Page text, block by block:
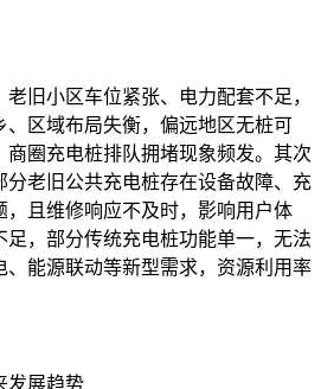
旧小区车位紧张、电力配套不足，
、区域布局失衡，偏远地区无桩可
商圈充电桩排队拥堵现象频发。其次
分老旧公共充电桩存在设备故障、充
，且维修响应不及时，影响用户体
，部分传统充电桩功能单一，无法
、能源联动等新型需求，资源利用率
发展趋势